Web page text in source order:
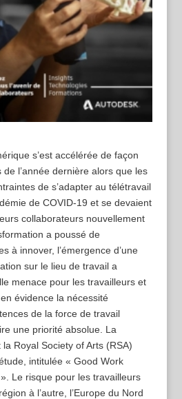
s’est accélérée de façon
l’année dernière alors que les
de s’adapter au télétravail
de COVID-19 et se devaient
collaborateurs nouvellement
a poussé de
à innover, l’émergence d’une
sur le lieu de travail a
menace pour les travailleurs et
évidence la nécessité
de la force de travail
une priorité absolue. La
Royal Society of Arts (RSA)
intitulée « Good Work
Le risque pour les travailleurs
à l’autre, l’Europe du Nord